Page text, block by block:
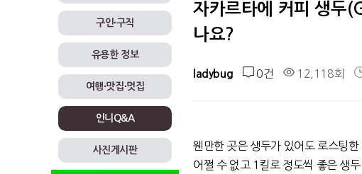
구인∙구직
유용한 정보
여행∙맛집∙멋집
인니Q&A
사진게시판
자카르타에 커피 생두
나요?
ladybug 0건 12,118회
웬만한 곳은 생두가 있어도 로스팅
어쩔 수 없고 1킬로 정도씩 좋은 생